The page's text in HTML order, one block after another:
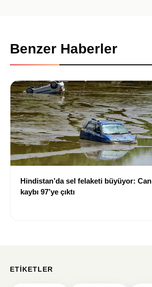
Benzer Haberler
Hindistan’da sel felaketi büyüyor: Can
kaybı 97’ye çıktı
ETIKETLER